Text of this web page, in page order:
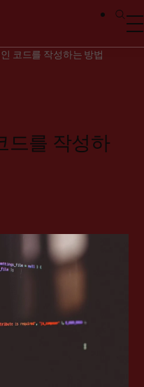
코드를 작성하는 방법
드를 작성하